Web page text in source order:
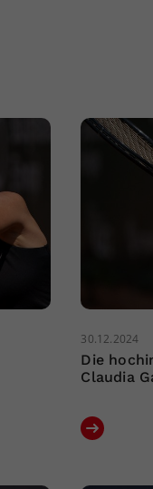
30.12.2024
Die
Claudia